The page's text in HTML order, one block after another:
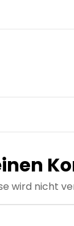
wird nicht